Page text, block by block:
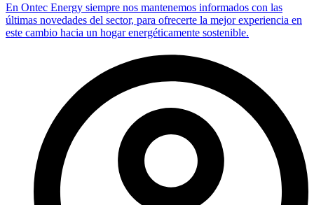
En Ontec Energy siempre nos mantenemos informados con las
últimas novedades del sector, para ofrecerte la mejor experiencia en
este cambio hacia un hogar energéticamente sostenible.